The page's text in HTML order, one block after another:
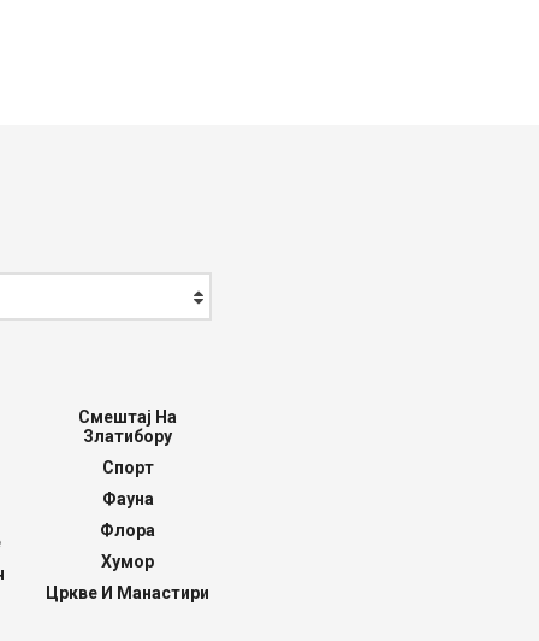
Смештај На
Златибору
Спорт
Фауна
Флора
Хумор
Цркве И Манастири